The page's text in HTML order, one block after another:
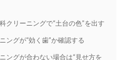
クリーニングで“土台の色”を出す
ングが“効く歯”か確認する
ングが合わない場合は“見せ方を